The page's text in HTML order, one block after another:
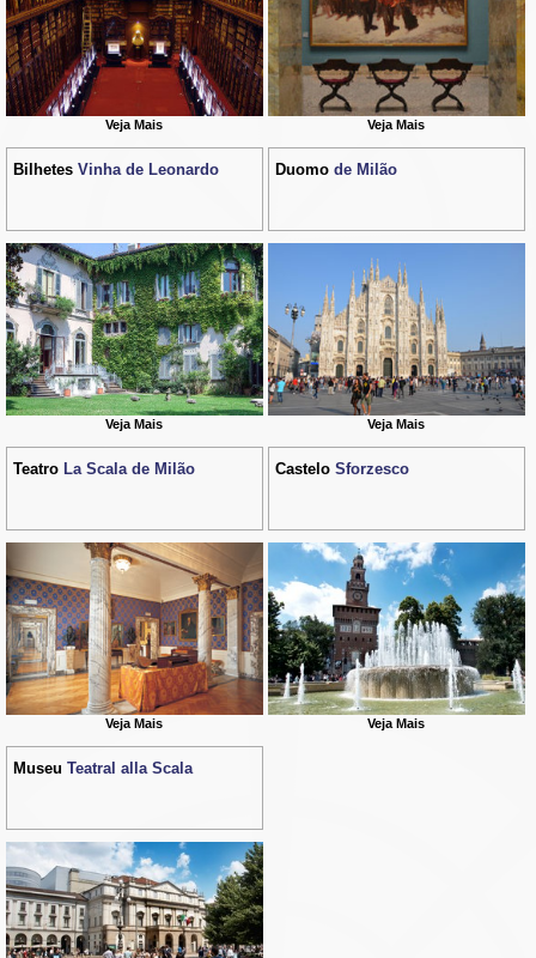
Veja Mais Veja Mais
Bilhetes Vinha de Leonardo
Veja Mais
Duomo de Milão
Veja Mais
Teatro La Scala de Milão
Veja Mais
Castelo Sforzesco
Veja Mais
Museu Teatral alla Scala